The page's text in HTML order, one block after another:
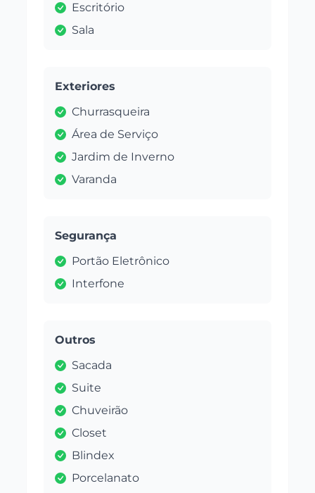
Escritório
Sala
Exteriores
Churrasqueira
Área de Serviço
Jardim de Inverno
Varanda
Segurança
Portão Eletrônico
Interfone
Outros
Sacada
Suite
Chuveirão
Closet
Blindex
Porcelanato